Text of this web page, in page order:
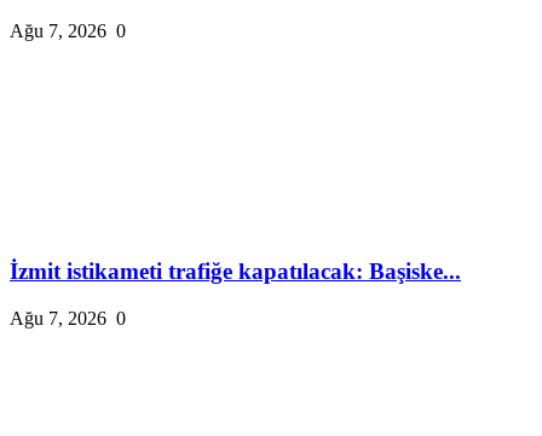
Ağu 7, 2026 0
İzmit istikameti trafiğe kapatılacak: Başiske...
Ağu 7, 2026 0